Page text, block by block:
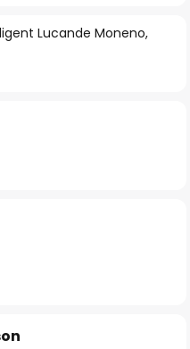
Lucande Moneno,